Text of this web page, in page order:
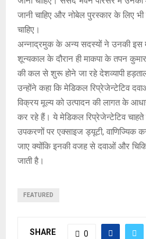
जानी चाहिए और नोबेल पुरस्कार के लिए
चाहिए।
अन्नाद्रमुक के अन्य सदस्यों ने उनकी इस
शून्यकाल के दौरान ही माकपा के तपन
की कल से शुरू होने जा रहे देशव्यापी हड़ताल
उन्होंने कहा कि मेडिकल रिप्रेजेन्टेटिव
विक्रय मूल्य को उत्पादन की लागत के
कर रहे हैं। ये मेडिकल रिप्रेजेन्टेटिव चाहते
उपकरणों पर एक्साइज ड्यूटी, वाणिज्यिक
जाए क्योंकि इनकी वजह से दवाओं और
जाती है।
FEATURED
SHARE 0